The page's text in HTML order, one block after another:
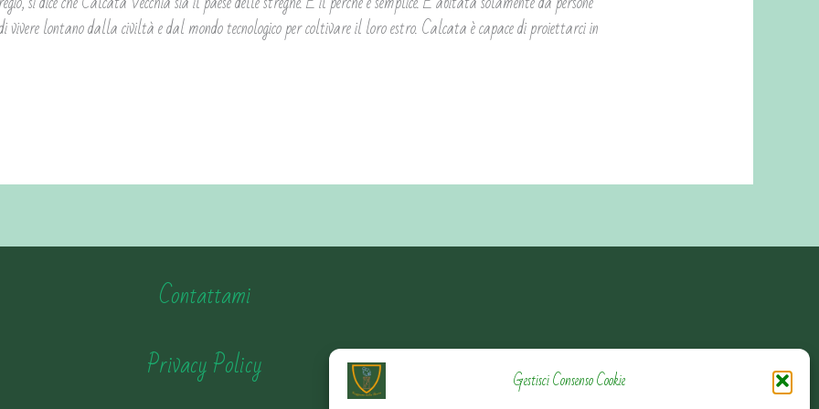
Gestisci Consenso Cookie
vivere lontano dalla civiltà e dal mondo tecnologico per coltivare il loro estro. Calcata è capace di proiettarci in
Contattami
Privacy Policy